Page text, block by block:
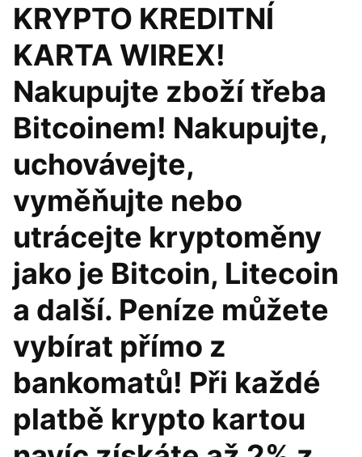
KRYPTO KREDITNÍ
KARTA WIREX!
Nakupujte zboží třeba
Bitcoinem! Nakupujte,
uchovávejte,
vyměňujte nebo
utrácejte kryptoměny
jako je Bitcoin, Litecoin
a další. Peníze můžete
vybírat přímo z
bankomatů! Při každé
platbě krypto kartou